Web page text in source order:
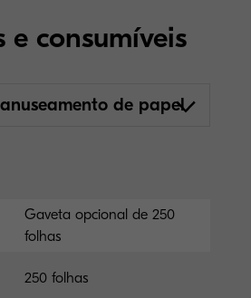
e consumíveis
de papel
Gaveta opcional de 250
folhas
250 folhas